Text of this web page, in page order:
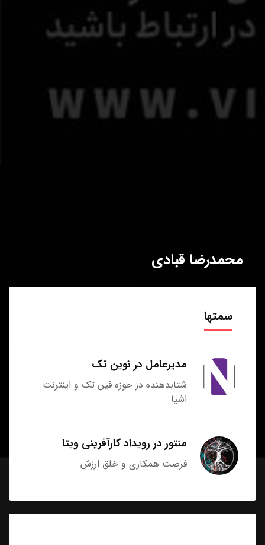
محمدرضا قبادی
سمتها
مدیرعامل در نوین تک
شتابدهنده در حوزه فین تک و اینترنت
اشیا
منتور در رویداد کارآفرینی ویتا
فرصت همکاری و خلق ارزش